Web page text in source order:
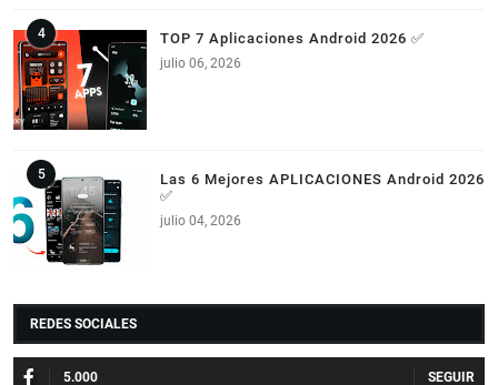
TOP 7 Aplicaciones Android 2026 ✅
julio 06, 2026
Las 6 Mejores APLICACIONES Android 2026
✅
julio 04, 2026
REDES SOCIALES
5.000